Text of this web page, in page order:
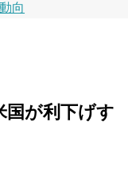
向
国が利下げす